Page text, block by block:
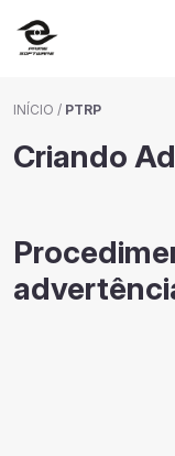
INÍCIO / PTRP
Criando